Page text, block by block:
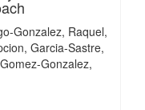
Gonzalez, Raquel
Garcia-Sastre,
Gomez-Gonzalez,